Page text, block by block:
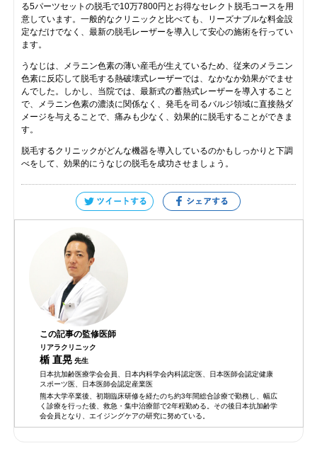
る5パーツセットの脱毛で10万7800円とお得なセレクト脱毛コースを用
意しています。一般的なクリニックと比べても、リーズナブルな料金設
定なだけでなく、最新の脱毛レーザーを導入して安心の施術を行ってい
ます。
うなじは、メラニン色素の薄い産毛が生えているため、従来のメラニン
色素に反応して脱毛する熱破壊式レーザーでは、なかなか効果がでませ
んでした。しかし、当院では、最新式の蓄熱式レーザーを導入すること
で、メラニン色素の濃淡に関係なく、発毛を司るバルジ領域に直接熱ダ
メージを与えることで、痛みも少なく、効果的に脱毛することができま
す。
脱毛するクリニックがどんな機器を導入しているのかもしっかりと下調
べをして、効果的にうなじの脱毛を成功させましょう。
この記事の監修医師
リアラクリニック
楯 直晃先生
日本抗加齢医療学会会員、日本内科学会内科認定医、日本医師会認定健康
スポーツ医、日本医師会認定産業医
熊本大学卒業後、初期臨床研修を経たのち約3年間総合診療で勤務し、幅広
く診療を行った後、救急・集中治療部で2年程勤める。その後日本抗加齢学
会会員となり、エイジングケアの研究に努めている。